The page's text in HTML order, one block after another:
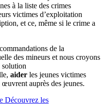
à la liste des crimes
victimes d’exploitation
et ce, même si le crime a
de la
des mineurs et nous croyons
solution
aider les jeunes victimes
auprès des jeunes.
Découvrez les